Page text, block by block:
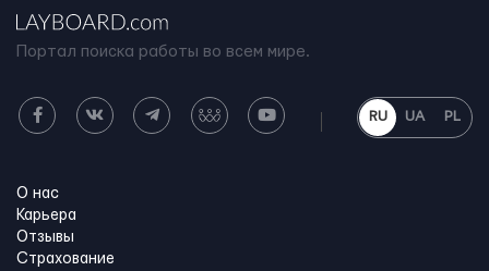
Портал поиска работы во всем мире.
RU UA PL
О нас
Карьера
Отзывы
Страхование